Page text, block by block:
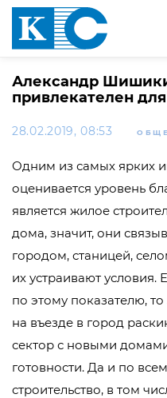
Александр
привлекателен
28.02.2019, 08:53
Одним из самых ярких
оценивается уровень
является жилое
дома, значит, они
городом, станицей,
их устраивают условия.
по этому показателю,
на въезде в город
сектор с новыми
готовности. Да и по
строительство, в том